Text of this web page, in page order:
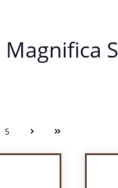
S
Seite
5